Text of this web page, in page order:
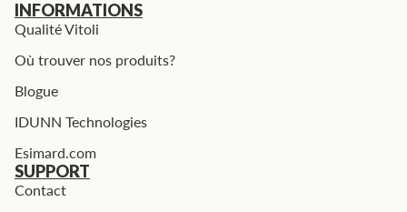
INFORMATIONS
Qualité Vitoli
Où trouver nos produits?
Blogue
IDUNN Technologies
Esimard.com
SUPPORT
Contact